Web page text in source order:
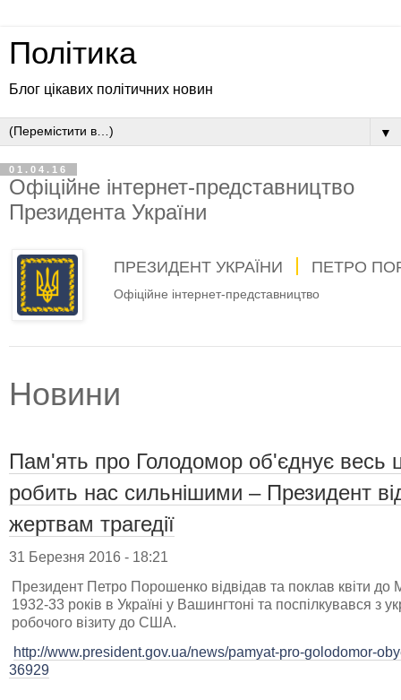
Політика
Блог цікавих політичних новин
▼
01.04.16
Офіційне інтернет-представництво
Президента України
ПРЕЗИДЕНТ УКРАЇНИ ПЕТРО
Офіційне інтернет-представництво
Новини
Пам'ять про Голодомор об'єднує весь
робить нас сильнішими – Президент
жертвам трагедії
31 Березня 2016 - 18:21
Президент Петро Порошенко відвідав та поклав квіти
1932-33 років в Україні у Вашингтоні та поспілкувався з
робочого візиту до США.
http://www.president.gov.ua/news/pamyat-pro-golodomor-
36929